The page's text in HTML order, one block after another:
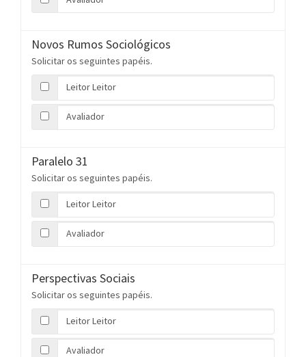
Novos Rumos Sociológicos
Solicitar os seguintes papéis.
Leitor Leitor
Avaliador
Paralelo 31
Solicitar os seguintes papéis.
Leitor Leitor
Avaliador
Perspectivas Sociais
Solicitar os seguintes papéis.
Leitor Leitor
Avaliador